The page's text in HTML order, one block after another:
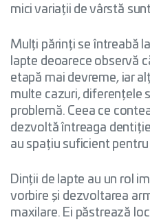
mici variații de vârstă
Mulți părinți se întreabă
lapte deoarece observă
etapă mai devreme, iar
multe cazuri, diferențele
problemă. Ceea ce
dezvoltă întreaga
au spațiu suficient
Dinții de lapte au un rol
vorbire și dezvoltarea
maxilare. Ei păstrează